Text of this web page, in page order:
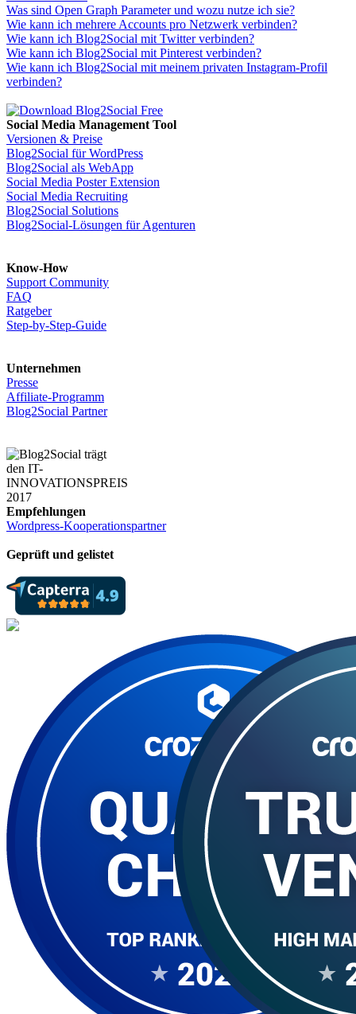
Was sind Open Graph Parameter und wozu nutze ich sie?
Wie kann ich mehrere Accounts pro Netzwerk verbinden?
Wie kann ich Blog2Social mit Twitter verbinden?
Wie kann ich Blog2Social mit Pinterest verbinden?
Wie kann ich Blog2Social mit meinem privaten Instagram-Profil
verbinden?
Social Media Management Tool
Versionen & Preise
Blog2Social für WordPress
Blog2Social als WebApp
Social Media Poster Extension
Social Media Recruiting
Blog2Social Solutions
Blog2Social-Lösungen für Agenturen
Know-How
Support Community
FAQ
Ratgeber
Step-by-Step-Guide
Unternehmen
Presse
Affiliate-Programm
Blog2Social Partner
Empfehlungen
Wordpress-Kooperationspartner
Geprüft und gelistet